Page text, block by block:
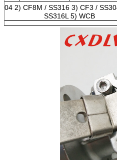
2) CF8M / SS316 3) CF3 /
SS316L 5) WCB